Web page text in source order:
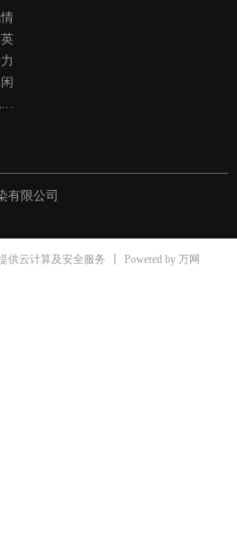
轻氧绒系列
有限公司
供云计算及安全服务 Powered by 万网